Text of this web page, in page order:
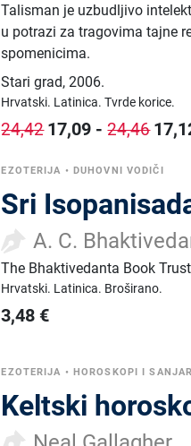
Talisman je uzbudljivo
u potrazi za tragovima tajne
spomenicima.
Stari grad,2006.
Hrvatski. Latinica.Tvrde korice.
24,4217,09 -24,46
EZOTERIJA • DUHOVNI VODIČI
Sri
A. C.
The Bhaktivedanta Book Trust
Hrvatski. Latinica. Broširano.
3,48 €
EZOTERIJA • HOROSKOPI I
Keltski